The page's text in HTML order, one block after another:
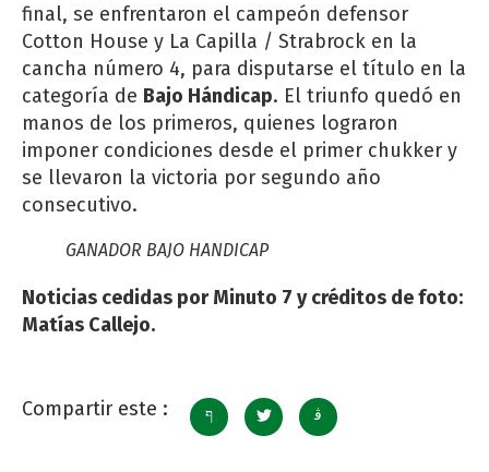
final, se enfrentaron el campeón defensor
Cotton House y La Capilla / Strabrock en la
cancha número 4, para disputarse el título en la
categoría de Bajo Hándicap. El triunfo quedó en
manos de los primeros, quienes lograron
imponer condiciones desde el primer chukker y
se llevaron la victoria por segundo año
consecutivo.
GANADOR BAJO HANDICAP
Noticias cedidas por Minuto 7 y créditos de foto:
Matías Callejo.
Compartir este :